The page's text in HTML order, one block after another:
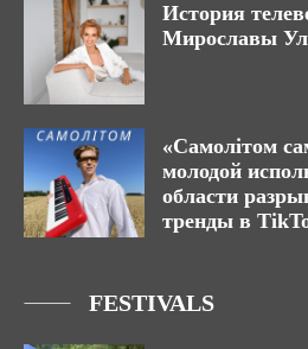
История
Мирославы
«Самолітом
молодой
области
тренды в
FESTIVALS